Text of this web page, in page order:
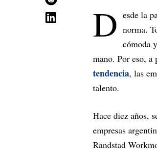
D esde la
norma.
cómoda
mano. Por eso, a
tendencia, las
talento.
Hace diez años,
empresas
Randstad